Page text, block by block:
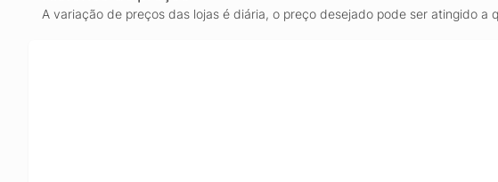
A variação de preços das lojas é diária, o preço desejado pode ser atingido a